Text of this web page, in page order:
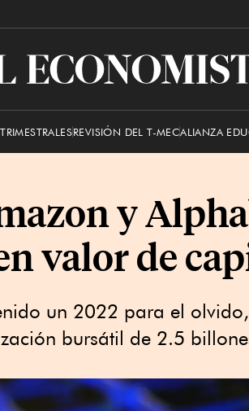
El
REVISIÓN DEL T-MECALIANZA
y
valor de
un 2022 para el olvido,
bursátil de 2.5